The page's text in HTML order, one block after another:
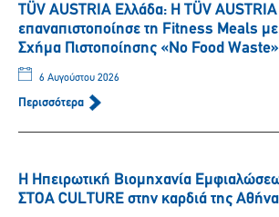
TÜV AUSTRIA Ελλάδα: Η TÜV AUSTRIA
επαναπιστοποίησε τη Fitness Meals με
Σχήμα Πιστοποίησης «No Food Waste»
6 Αυγούστου 2026
Περισσότερα
Η Ηπειρωτική Βιομηχανία
ΣΤΟΑ CULTURE στην καρδιά της